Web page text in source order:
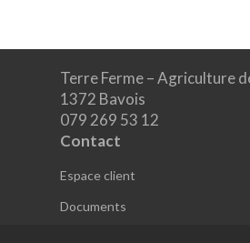
Terre Ferme – Agriculture
1372 Bavois
079 269 53 12
Contact
Espace client
Documents